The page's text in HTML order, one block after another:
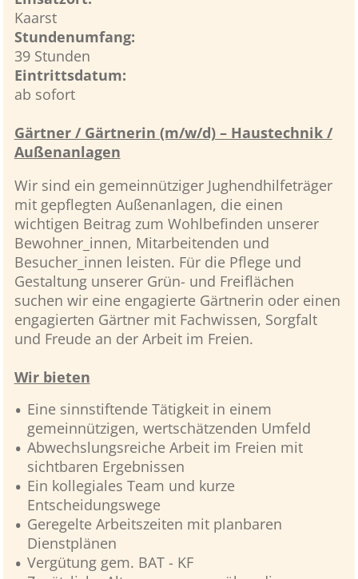
Kaarst
Stundenumfang:
39 Stunden
Eintrittsdatum:
ab sofort
Gärtner / Gärtnerin (m/w/d) – Haustechnik /
Außenanlagen
Wir sind ein gemeinnütziger Jughendhilfeträger
mit gepflegten Außenanlagen, die einen
wichtigen Beitrag zum Wohlbefinden unserer
Bewohner_innen, Mitarbeitenden und
Besucher_innen leisten. Für die Pflege und
Gestaltung unserer Grün- und Freiflächen
suchen wir eine engagierte Gärtnerin oder einen
engagierten Gärtner mit Fachwissen, Sorgfalt
und Freude an der Arbeit im Freien.
Wir bieten
Eine sinnstiftende Tätigkeit in einem
gemeinnützigen, wertschätzenden Umfeld
Abwechslungsreiche Arbeit im Freien mit
sichtbaren Ergebnissen
Ein kollegiales Team und kurze
Entscheidungswege
Geregelte Arbeitszeiten mit planbaren
Dienstplänen
Vergütung gem. BAT - KF